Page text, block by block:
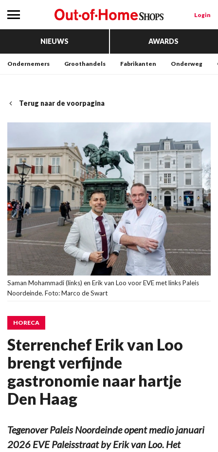
Login
NIEUWS AWARDS
Ondernemers Groothandels Fabrikanten Onderweg
Terug naar de voorpagina
Saman Mohammadi (links) en Erik van Loo voor EVE met links Paleis
Noordeinde. Foto: Marco de Swart
HORECA
Sterrenchef Erik van Loo
brengt verfijnde
gastronomie naar hartje
Den Haag
Tegenover Paleis Noordeinde opent medio januari
2026 EVE Paleisstraat by Erik van Loo. Het